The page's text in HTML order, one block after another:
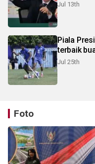
Jul 13th
Piala
terbaik
Jul 25th
Foto